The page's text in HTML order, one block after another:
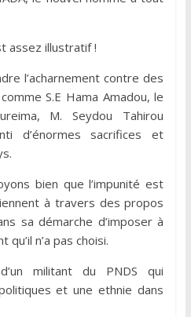
assez illustratif !
l’acharnement contre des
S.E Hama Amadou, le
M. Seydou Tahirou
d’énormes sacrifices et
bien que l’impunité est
à travers des propos
sa démarche d’imposer à
n’a pas choisi.
militant du PNDS qui
et une ethnie dans